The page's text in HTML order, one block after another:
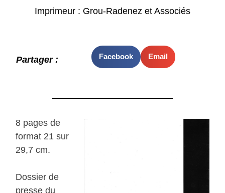
Imprimeur : Grou-Radenez et Associés
Partager : Facebook Email
8 pages de
format 21 sur
29,7 cm.
Dossier de
presse du